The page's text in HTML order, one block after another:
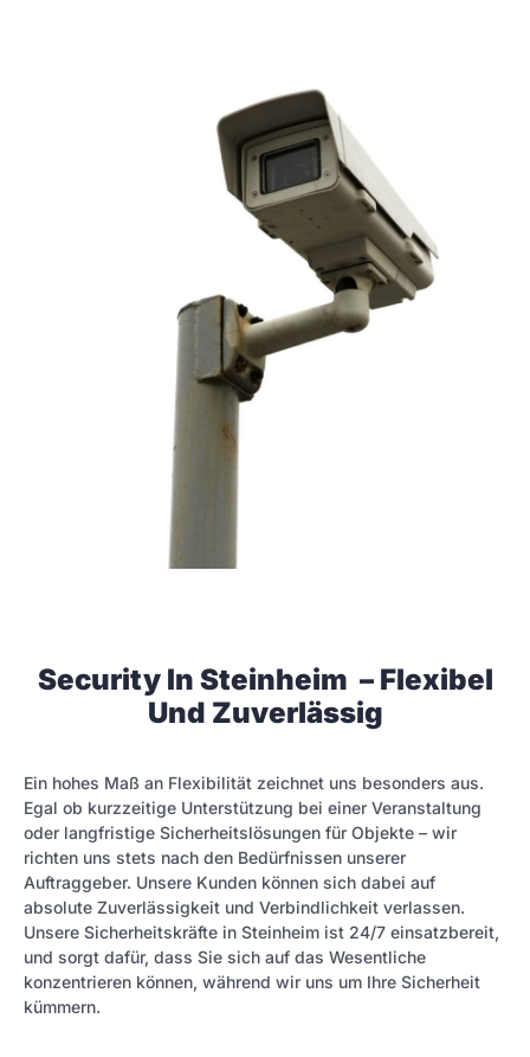
Security In Steinheim – Flexibel
Und Zuverlässig
Ein hohes Maß an Flexibilität zeichnet uns besonders aus.
Egal ob kurzzeitige Unterstützung bei einer Veranstaltung
oder langfristige Sicherheitslösungen für Objekte – wir
richten uns stets nach den Bedürfnissen unserer
Auftraggeber. Unsere Kunden können sich dabei auf
absolute Zuverlässigkeit und Verbindlichkeit verlassen.
Unsere Sicherheitskräfte in Steinheim ist 24/7 einsatzbereit,
und sorgt dafür, dass Sie sich auf das Wesentliche
konzentrieren können, während wir uns um Ihre Sicherheit
kümmern.